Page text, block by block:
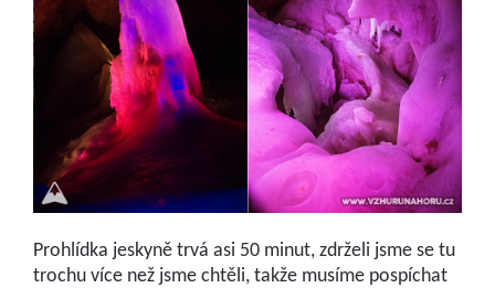
Prohlídka jeskyně trvá asi 50 minut, zdrželi jsme se tu
trochu více než jsme chtěli, takže musíme pospíchat